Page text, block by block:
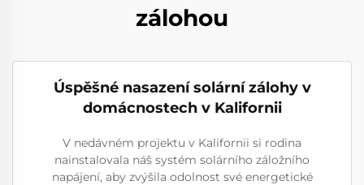
zálohou
Úspěšné nasazení solární zálohy v
domácnostech v Kalifornii
V nedávném projektu v Kalifornii si rodina
nainstalovala náš systém solárního záložního
napájení, aby zvýšila odolnost své energetické